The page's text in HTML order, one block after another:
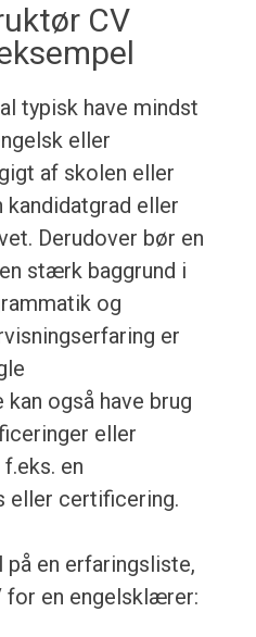
CV
typisk have mindst
eller
af skolen eller
kandidatgrad eller
Derudover bør en
stærk baggrund i
og
er
også have brug
eller
en
eller certificering.
en erfaringsliste,
for en engelsklærer: